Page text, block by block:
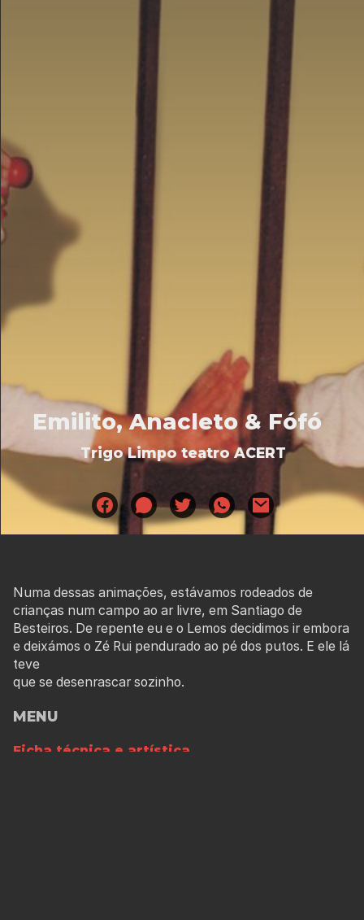
Emilito, Anacleto & Fófó
Trigo Limpo teatro ACERT
Numa dessas animações, estávamos rodeados de
crianças num campo ao ar livre, em Santiago de
Besteiros. De repente eu e o Lemos decidimos ir embora
e deixámos o Zé Rui pendurado ao pé dos putos. E ele lá
teve
que se desenrascar sozinho.
MENU
Ficha técnica e artística